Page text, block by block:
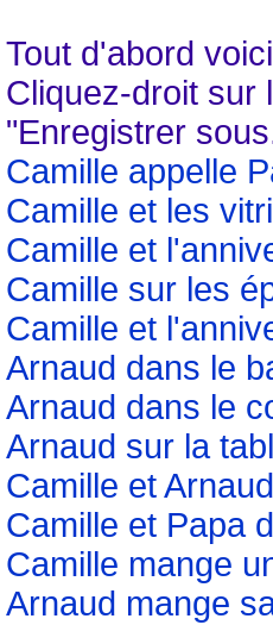
Tout d'abord
Cliquez-droit sur
"Enregistrer
Camille appelle
Camille et les
Camille et
Camille sur les
Camille et
Arnaud dans le
Arnaud dans le
Arnaud sur la
Camille et
Camille et Papa
Camille mange
Arnaud mange